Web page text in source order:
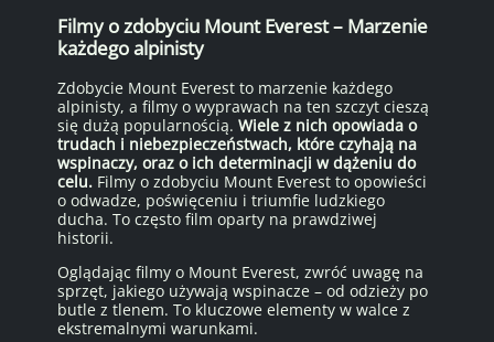
Filmy o zdobyciu Mount Everest – Marzenie
każdego alpinisty
Zdobycie Mount Everest to marzenie każdego
alpinisty, a filmy o wyprawach na ten szczyt cieszą
się dużą popularnością. Wiele z nich opowiada o
trudach i niebezpieczeństwach, które czyhają na
wspinaczy, oraz o ich determinacji w dążeniu do
celu. Filmy o zdobyciu Mount Everest to opowieści
o odwadze, poświęceniu i triumfie ludzkiego
ducha. To często film oparty na prawdziwej
historii.
Oglądając filmy o Mount Everest, zwróć uwagę na
sprzęt, jakiego używają wspinacze – od odzieży po
butle z tlenem. To kluczowe elementy w walce z
ekstremalnymi warunkami.